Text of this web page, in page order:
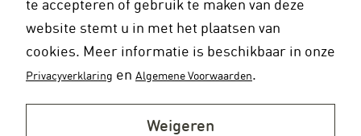
bibberen in je zwemvest de hele winter achtereen, Ja, dat was
lijden soms, pffoeh, haha.
‘De gemeente gaat de Maastunnel renoveren en restaureren. Nu
zomer 2017 gaan we echt beginnen. We werken dan buis voor
buis, en iedere buis gaat voor een jaar dicht. Door de dooizouten
te accepteren of gebruik te maken van deze
website stemt u in met het plaatsen van
cookies. Meer informatie is beschikbaar in onze
Privacyverklaring en Algemene Voorwaarden.
Weigeren